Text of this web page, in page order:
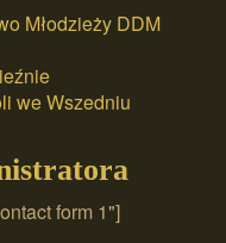
Młodzieży DDM
we Wszedniu
form 1"]